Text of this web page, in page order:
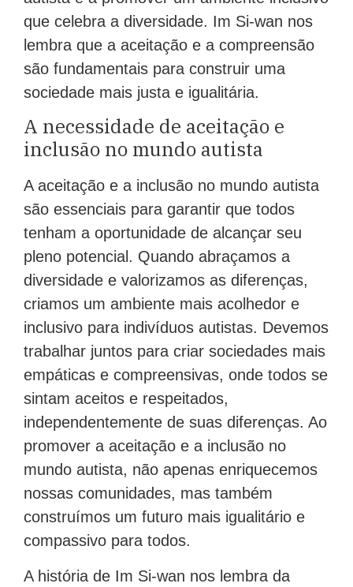
que celebra a diversidade. Im Si-wan nos
lembra que a aceitação e a compreensão
são fundamentais para construir uma
sociedade mais justa e igualitária.
A necessidade de aceitação e
inclusão no mundo autista
A aceitação e a inclusão no mundo autista
são essenciais para garantir que todos
tenham a oportunidade de alcançar seu
pleno potencial. Quando abraçamos a
diversidade e valorizamos as diferenças,
criamos um ambiente mais acolhedor e
inclusivo para indivíduos autistas. Devemos
trabalhar juntos para criar sociedades mais
empáticas e compreensivas, onde todos se
sintam aceitos e respeitados,
independentemente de suas diferenças. Ao
promover a aceitação e a inclusão no
mundo autista, não apenas enriquecemos
nossas comunidades, mas também
construímos um futuro mais igualitário e
compassivo para todos.
A história de Im Si-wan nos lembra da